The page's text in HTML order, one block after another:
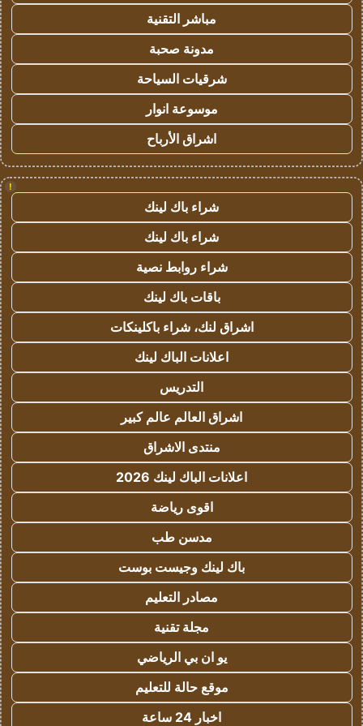
مباشر التقنية
مدونة صحبة
شرقيات السياحة
موسوعة انوار
اشراق الأرباح
!
شراء باك لينك
شراء باك لينك
شراء روابط نصية
باقات باك لينك
اشراق لنك، شراء باكلينكات
اعلانات الباك لينك
التدريس
اشراق العالم عالم كبير
منتدى الاشراق
اعلانات الباك لينك 2026
اقوى رياضة
مدسن طب
باك لينك وجيست بوست
مصادر التعليم
مجلة تقنية
يو ان بي الرياضي
موقع حالة للتعليم
اخبار 24 ساعة